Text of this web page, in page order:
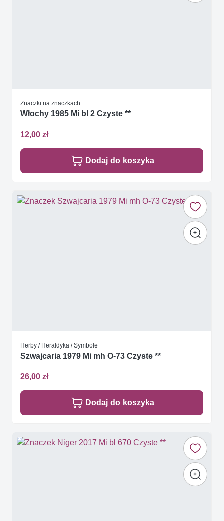
Znaczki na znaczkach
Włochy 1985 Mi bl 2 Czyste **
12,00 zł
Dodaj do koszyka
Herby / Heraldyka / Symbole
Szwajcaria 1979 Mi mh O-73 Czyste **
26,00 zł
Dodaj do koszyka